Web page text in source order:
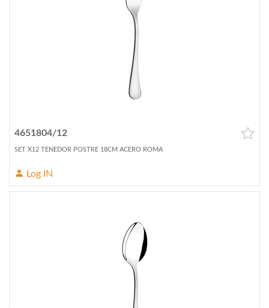
4651804/12
SET X12 TENEDOR POSTRE 18CM ACERO ROMA
Log IN